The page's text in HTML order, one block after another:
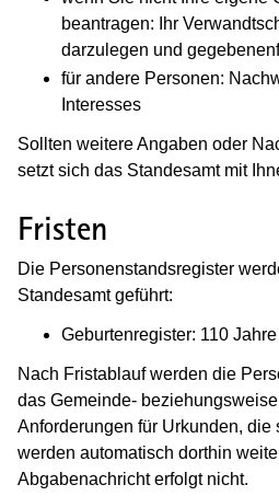
beantragen: Ihr
darzulegen und
für andere Personen:
Interesses
Sollten weitere Angaben oder
setzt sich das Standesamt mit
Fristen
Die Personenstandsregister
Standesamt geführt:
Geburtenregister: 110 Jahre
Nach Fristablauf werden die
das Gemeinde-
Anforderungen für Urkunden, die
werden automatisch dorthin
Abgabenachricht erfolgt nicht.